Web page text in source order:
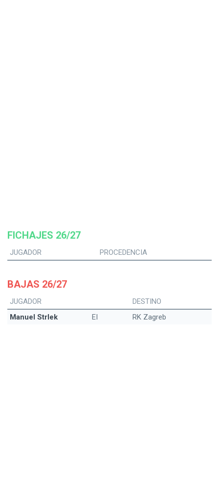
FICHAJES 26/27
JUGADOR PROCEDENCIA
BAJAS 26/27
JUGADOR
DESTINO
Manuel Strlek
EI RK Zagreb